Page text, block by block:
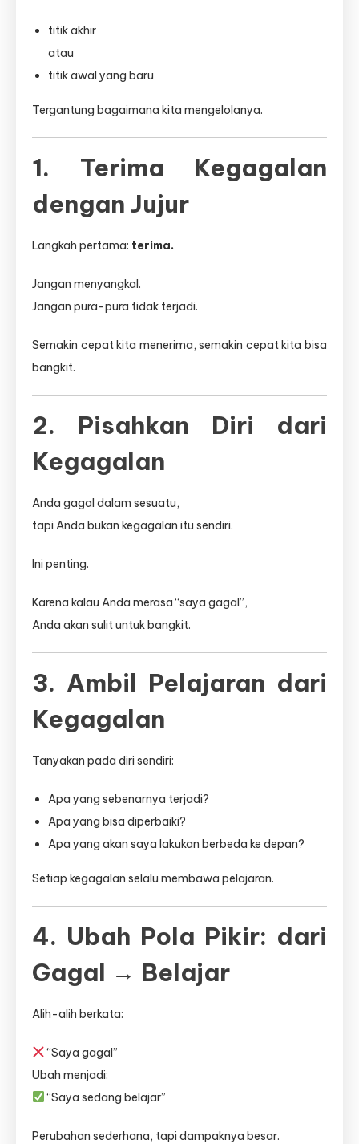
titik akhir
atau
titik awal yang baru
Tergantung bagaimana kita mengelolanya.
1. Terima Kegagalan
dengan Jujur
Langkah pertama: terima.
Jangan menyangkal.
Jangan pura-pura tidak terjadi.
Semakin cepat kita menerima, semakin cepat kita bisa
bangkit.
2. Pisahkan Diri dari
Kegagalan
Anda gagal dalam sesuatu,
tapi Anda bukan kegagalan itu sendiri.
Ini penting.
Karena kalau Anda merasa “saya gagal”,
Anda akan sulit untuk bangkit.
3. Ambil Pelajaran dari
Kegagalan
Tanyakan pada diri sendiri:
Apa yang sebenarnya terjadi?
Apa yang bisa diperbaiki?
Apa yang akan saya lakukan berbeda ke depan?
Setiap kegagalan selalu membawa pelajaran.
4. Ubah Pola Pikir: dari
Gagal → Belajar
Alih-alih berkata:
“Saya gagal”
Ubah menjadi:
“Saya sedang belajar”
Perubahan sederhana, tapi dampaknya besar.